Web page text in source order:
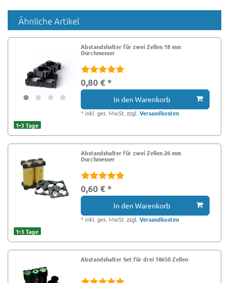
Ähnliche Artikel
Abstandshalter für zwei Zellen 18 mm
Durchmesser
0,80 € *
In den Warenkorb
* inkl. ges. MwSt. zzgl.Versandkosten
1-3 Tage
Abstandshalter für zwei Zellen 26 mm
Durchmesser
0,60 € *
In den Warenkorb
* inkl. ges. MwSt. zzgl.Versandkosten
1-3 Tage
Abstandshalter Set für drei 18650 Zellen